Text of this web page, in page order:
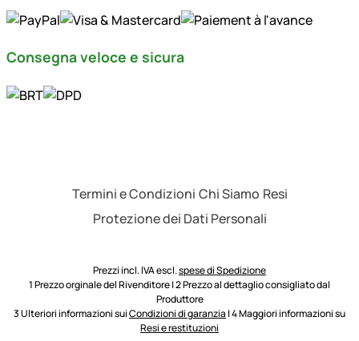
Consegna veloce e sicura
Termini e Condizioni Chi Siamo Resi
Protezione dei Dati Personali
Prezzi incl. IVA escl.spese di Spedizione
1 Prezzo orginale del Rivenditore | 2 Prezzo al dettaglio consigliato dal
Produttore
3 Ulteriori informazioni suiCondizioni di garanzia | 4 Maggiori informazioni su
Resi e restituzioni